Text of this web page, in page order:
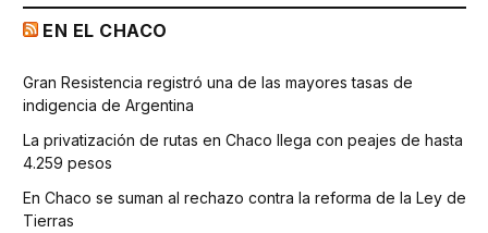
EN EL CHACO
Gran Resistencia registró una de las mayores tasas de
indigencia de Argentina
La privatización de rutas en Chaco llega con peajes de hasta
4.259 pesos
En Chaco se suman al rechazo contra la reforma de la Ley de
Tierras